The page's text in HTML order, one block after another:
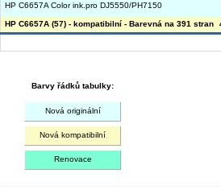
HP C6657A Color ink.pro DJ5550/PH7150
HP C6657A (57) - kompatibilní - Barevná na 391 stran
Barvy řádků tabulky:
Nová originální
Nová kompatibilní
Renovace